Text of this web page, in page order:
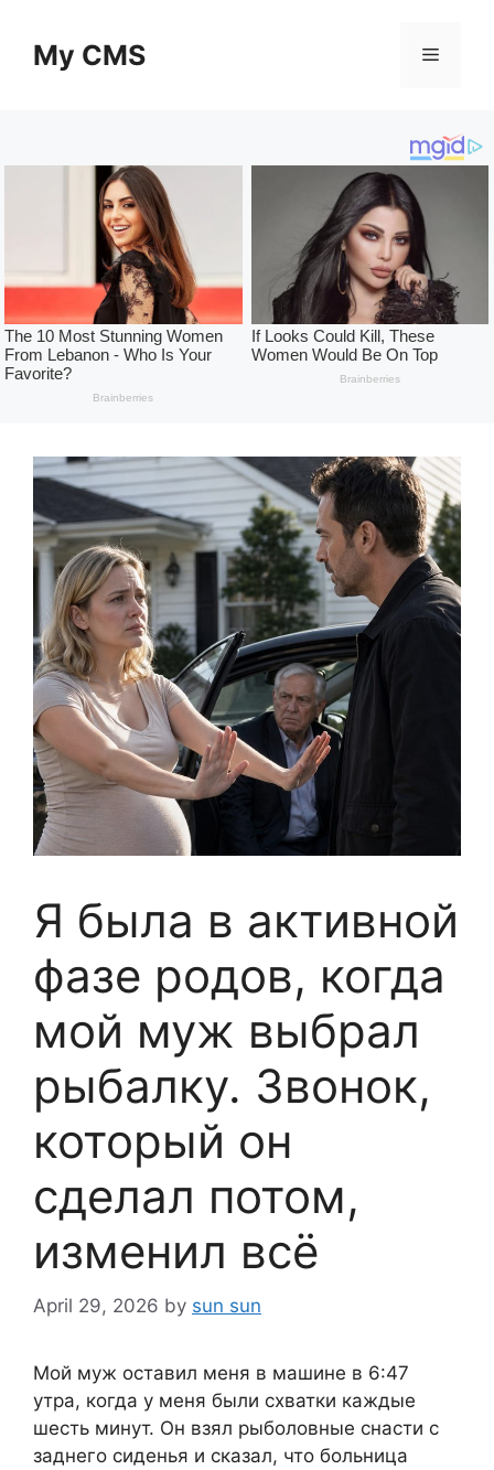
contentMy CMS Menu
Я была в активной
фазе родов, когда
мой муж выбрал
рыбалку. Звонок,
который он
сделал потом,
изменил всё
April 29, 2026 by sun sun
Мой муж оставил меня в машине в 6:47
утра, когда у меня были схватки каждые
шесть минут. Он взял рыболовные снасти с
заднего сиденья и сказал, что больница